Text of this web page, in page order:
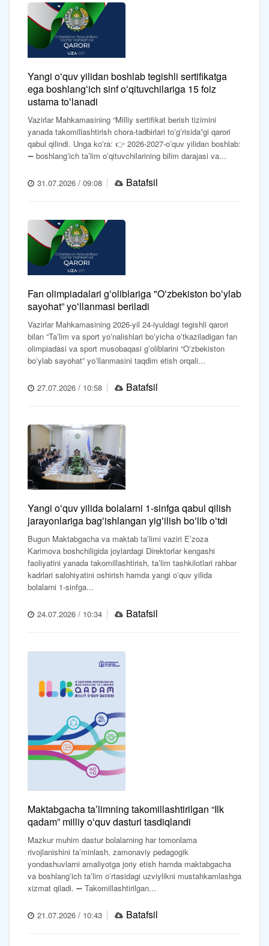
Yangi oʻquv yilidan boshlab tegishli sertifikatga
ega boshlangʻich sinf oʻqituvchilariga 15 foiz
ustama toʻlanadi
Vazirlar Mahkamasining “Milliy sertifikat berish tizimini
yanada takomillashtirish chora-tadbirlari toʻgʻrisida”gi qarori
qabul qilindi. Unga koʻra: 👉 2026-2027-oʻquv yilidan boshlab:
➖ boshlangʻich taʼlim oʻqituvchilarining bilim darajasi va...
31.07.2026 / 09:08 Batafsil
Fan olimpiadalari gʻoliblariga "Oʻzbekiston boʻylab
sayohat” yoʻllanmasi beriladi
Vazirlar Mahkamasining 2026-yil 24-iyuldagi tegishli qarori
bilan “Taʼlim va sport yoʻnalishlari boʻyicha oʻtkaziladigan fan
olimpiadasi va sport musobaqasi gʻoliblarini “Oʻzbekiston
boʻylab sayohat” yoʻllanmasini taqdim etish orqali...
27.07.2026 / 10:58 Batafsil
Yangi oʻquv yilida bolalarni 1-sinfga qabul qilish
jarayonlariga bagʻishlangan yigʻilish boʻlib oʻtdi
Bugun Maktabgacha va maktab taʼlimi vaziri Eʼzoza
Karimova boshchiligida joylardagi Direktorlar kengashi
faoliyatini yanada takomillashtirish, taʼlim tashkilotlari rahbar
kadrlari salohiyatini oshirish hamda yangi oʻquv yilida
bolalarni 1-sinfga...
24.07.2026 / 10:34 Batafsil
Maktabgacha taʼlimning takomillashtirilgan “Ilk
qadam” milliy oʻquv dasturi tasdiqlandi
Mazkur muhim dastur bolalarning har tomonlama
rivojlanishini taʼminlash, zamonaviy pedagogik
yondashuvlarni amaliyotga joriy etish hamda maktabgacha
va boshlangʻich taʼlim oʻrtasidagi uzviylikni mustahkamlashga
xizmat qiladi. ➖ Takomillashtirilgan...
21.07.2026 / 10:43 Batafsil